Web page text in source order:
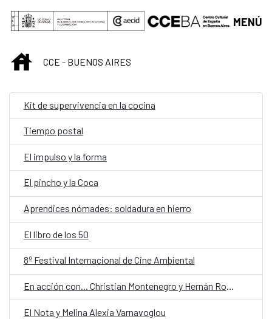
Saltar al contenido principal
MENÚ
INICIOCCE - BUENOS AIRES
Kit de supervivencia en la cocina
Tiempo postal
El impulso y la forma
El pincho y la Coca
Aprendices nómades: soldadura en hierro
El libro de los 50
8º Festival Internacional de Cine Ambiental
En acción con... Christian Montenegro y Hernán Ronsino
El Nota y Melina Alexia Varnavoglou